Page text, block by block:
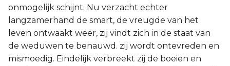
onmogelijk schijnt. Nu verzacht echter
langzamerhand de smart, de vreugde van het
leven ontwaakt weer, zij vindt zich in de staat van
de weduwen te benauwd. zij wordt ontevreden en
mismoedig. Eindelijk verbreekt zij de boeien en